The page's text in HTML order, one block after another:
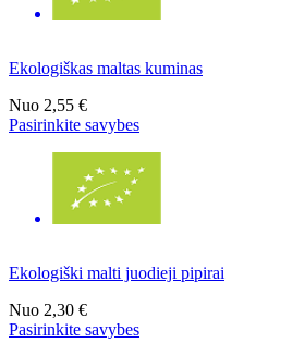
Ekologiškas maltas kuminas
Nuo 2,55 €
Pasirinkite savybes
Ekologiški malti juodieji pipirai
Nuo 2,30 €
Pasirinkite savybes